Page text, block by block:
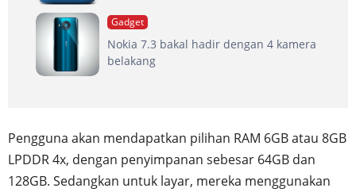
Gadget
Nokia 7.3 bakal hadir dengan 4 kamera
belakang
Pengguna akan mendapatkan pilihan RAM 6GB atau 8GB
LPDDR 4x, dengan penyimpanan sebesar 64GB dan
128GB. Sedangkan untuk layar, mereka menggunakan